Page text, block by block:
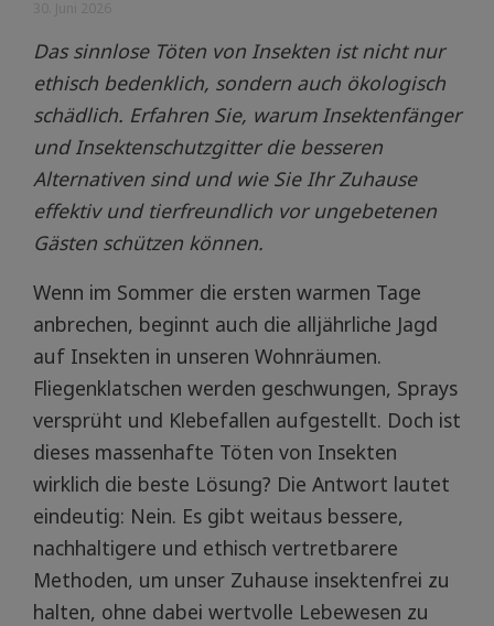
Das sinnlose Töten von Insekten ist nicht nur
ethisch bedenklich, sondern auch ökologisch
schädlich. Erfahren Sie, warum Insektenfänger
und Insektenschutzgitter die besseren
Alternativen sind und wie Sie Ihr Zuhause
effektiv und tierfreundlich vor ungebetenen
Gästen schützen können.
Wenn im Sommer die ersten warmen Tage
anbrechen, beginnt auch die alljährliche Jagd
auf Insekten in unseren Wohnräumen.
Fliegenklatschen werden geschwungen, Sprays
versprüht und Klebefallen aufgestellt. Doch ist
dieses massenhafte Töten von Insekten
wirklich die beste Lösung? Die Antwort lautet
eindeutig: Nein. Es gibt weitaus bessere,
nachhaltigere und ethisch vertretbarere
Methoden, um unser Zuhause insektenfrei zu
halten, ohne dabei wertvolle Lebewesen zu